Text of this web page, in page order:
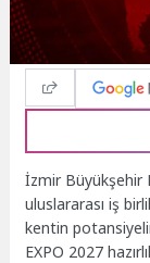
İzmir Büyükşehir
uluslararası iş
kentin
EXPO 2027